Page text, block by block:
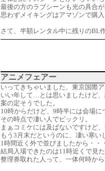
最後の方のラブシーンも光の具合
思わずメイキングはアマゾンで購
さて、半額レンタル中に残りのBL
アニメフェアー
いってきちゃいました、東京国際ア
いい年して…とは思いましたけど
案の定そうでした。
10時からだけど、9時半には会場に
その時点で凄い人でビックリ。
まぁコミケには及ばないですけど
もう3月末だというのに、凄い寒い
1時間近く外で並びましたから・・
結局入場できたのは11時近くで見
整理券取れた人って、一体何時から